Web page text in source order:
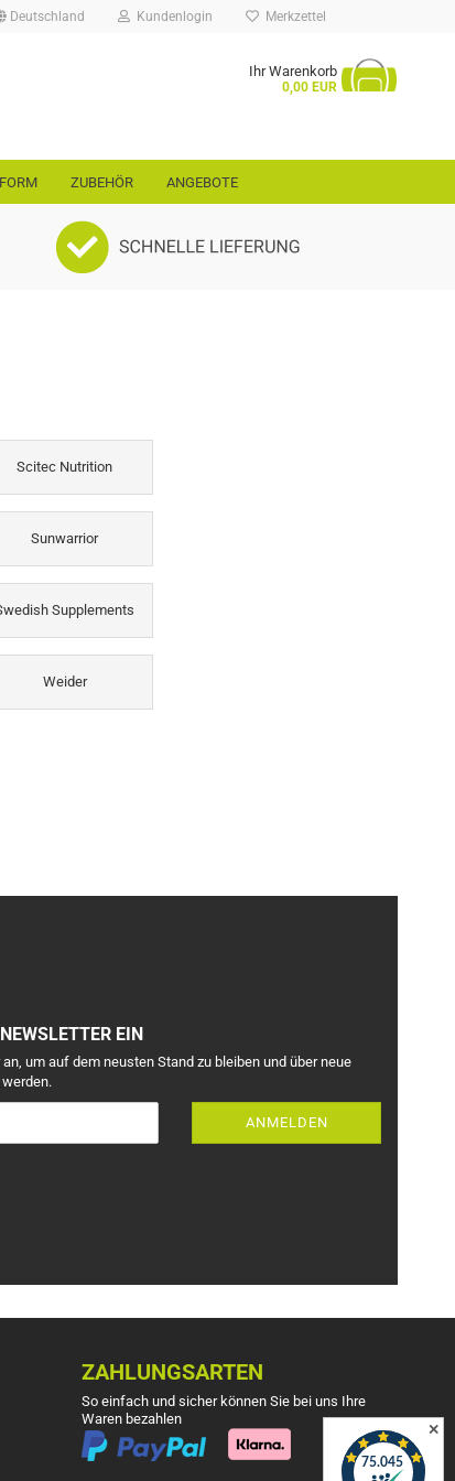
Deutschland Kundenlogin Merkzettel
Ihr Warenkorb
0,00 EUR
ZUBEHÖR ANGEBOTE
Scitec Nutrition
Sunwarrior
Supplements
Weider
EIN
um auf dem neusten Stand zu bleiben und über neue
ANMELDEN
ZAHLUNGSARTEN
So einfach und sicher können Sie bei uns Ihre
Waren bezahlen
✕